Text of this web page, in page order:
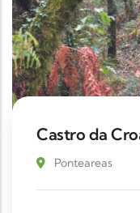
Castro da
Ponteareas